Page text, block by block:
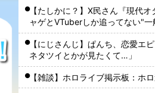
【たしかに？】X民さん『現代
ャゲとVTuberしか追ってない"一
【にじさんじ】ぱんち、恋愛エ
ネタツイとかが見たくて…」
【雑談】ホロライブ掲示板：ホロ